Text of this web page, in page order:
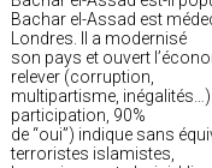
Bachar el-Assad est
Londres. Il a modernisé
son pays et ouvert
relever (corruption,
multipartisme,
participation, 90%
de “oui”) indique sans
terroristes islamistes,